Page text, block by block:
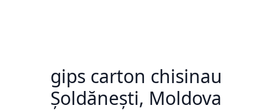
gips carton chisinau
Șoldănești, Moldova